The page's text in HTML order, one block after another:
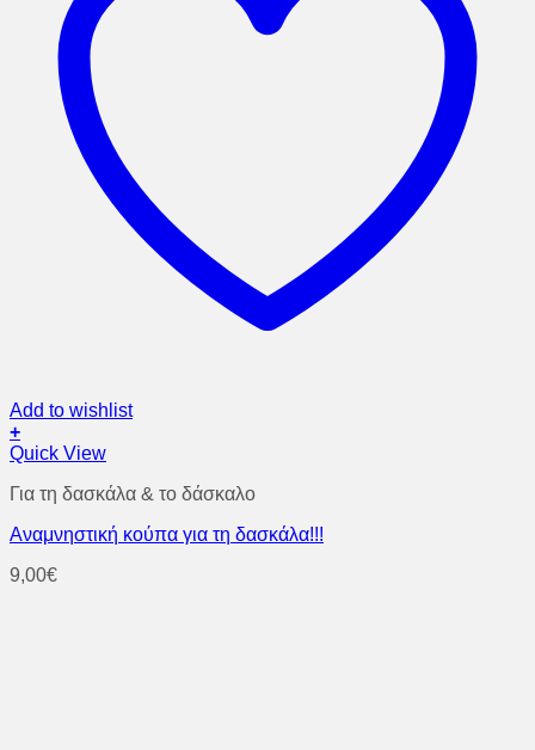
Add to wishlist
+
Quick View
Για τη δασκάλα & το δάσκαλο
Αναμνηστική κούπα για τη δασκάλα!!!
9,00€